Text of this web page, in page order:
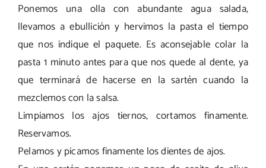
Ponemos una olla con abundante agua salada,
llevamos a ebullición y hervimos la pasta el tiempo
que nos indique el paquete. Es aconsejable colar la
pasta 1 minuto antes para que nos quede al dente, ya
que terminará de hacerse en la sartén cuando la
mezclemos con la salsa.
Limpiamos los ajos tiernos, cortamos finamente.
Reservamos.
Pelamos y picamos finamente los dientes de ajos.